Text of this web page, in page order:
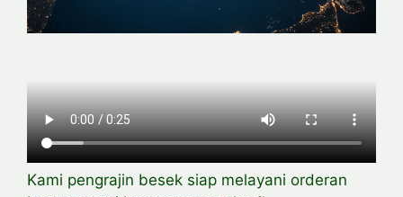
Kami pengrajin besek siap melayani orderan